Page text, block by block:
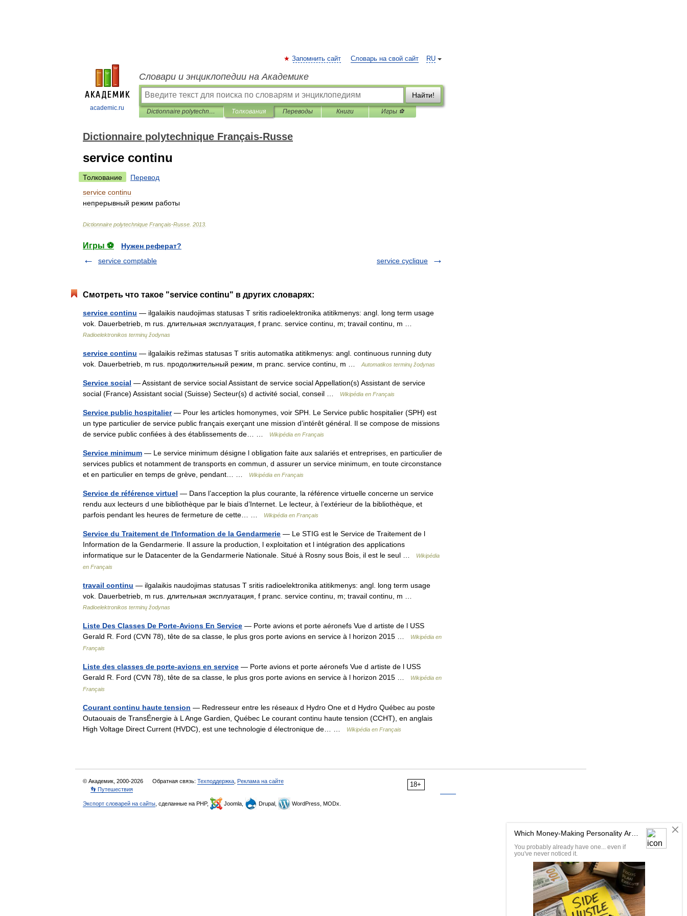
academic.ru
RU
Запомнить сайт Словарь на свой сайт
Словари и энциклопедии на Академике
Найти!
Dictionnaire polytechnique Français-Russe Толкования Переводы Книги Игры ⚽
Dictionnaire polytechnique Français-Russe
service continu
Толкование
Перевод
service continu
непрерывный режим работы
Dictionnaire polytechnique Français-Russe 2013
Игры ⚽
Нужен реферат?
service comptable
service cyclique
Смотреть что такое "service continu" в других словарях:
service continu — ilgalaikis naudojimas statusas T sritis radioelektronika atitikmenys: angl. long term usage
vok. Dauerbetrieb, m rus. длительная эксплуатация, f pranc. service continu, m; travail continu, m …
Radioelektronikos terminų žodynas
service continu — ilgalaikis režimas statusas T sritis automatika atitikmenys: angl. continuous running duty
vok. Dauerbetrieb, m rus. продолжительный режим, m pranc. service continu, m …
Automatikos terminų žodynas
Service social — Assistant de service social Assistant de service social Appellation(s) Assistant de service
social (France) Assistant social (Suisse) Secteur(s) d activité social, conseil …
Wikipédia en Français
Service public hospitalier— Pour les articles homonymes, voir SPH. Le Service public hospitalier (SPH) est
un type particulier de service public français exerçant une mission d’intérêt général. Il se compose de missions
de service public confiées à des établissements de… …
Wikipédia en Français
Service minimum — Le service minimum désigne l obligation faite aux salariés et entreprises, en particulier de
services publics et notamment de transports en commun, d assurer un service minimum, en toute circonstance
et en particulier en temps de grève, pendant… …
Wikipédia en Français
Service de référence virtuel — Dans l’acception la plus courante, la référence virtuelle concerne un service
rendu aux lecteurs d une bibliothèque par le biais d’Internet. Le lecteur, à l’extérieur de la bibliothèque, et
parfois pendant les heures de fermeture de cette… …
Wikipédia en Français
Service du Traitement de l'Information de la Gendarmerie — Le STIG est le Service de Traitement de l
Information de la Gendarmerie. Il assure la production, l exploitation et l intégration des applications
informatique sur le Datacenter de la Gendarmerie Nationale. Situé à Rosny sous Bois, il est le seul …
Wikipédia
en Français
travail continu — ilgalaikis naudojimas statusas T sritis radioelektronika atitikmenys: angl. long term usage
vok. Dauerbetrieb, m rus. длительная эксплуатация, f pranc. service continu, m; travail continu, m …
Radioelektronikos terminų žodynas
Liste Des Classes De Porte-Avions En Service — Porte avions et porte aéronefs Vue d artiste de l USS
Gerald R. Ford (CVN 78), tête de sa classe, le plus gros porte avions en service à l horizon 2015 …
Wikipédia en
Français
Liste des classes de porte-avions en service — Porte avions et porte aéronefs Vue d artiste de l USS
Gerald R. Ford (CVN 78), tête de sa classe, le plus gros porte avions en service à l horizon 2015 …
Wikipédia en
Français
Courant continu haute tension — Redresseur entre les réseaux d Hydro One et d Hydro Québec au poste
Outaouais de TransÉnergie à L Ange Gardien, Québec Le courant continu haute tension (CCHT), en anglais
High Voltage Direct Current (HVDC), est une technologie d électronique de… …
Wikipédia en Français
18+
© Академик, 2000-2026 Обратная связь: Техподдержка Реклама на сайте
👣 Путешествия
Экспорт словарей на сайты , сделанные на PHP, Joomla, Drupal, WordPress, MODx.